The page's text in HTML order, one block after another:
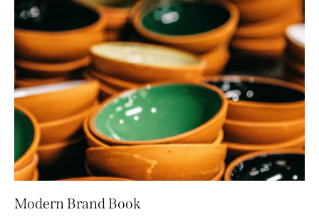
Modern Brand Book